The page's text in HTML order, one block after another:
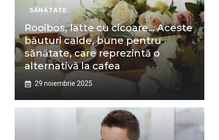
SĂNĂTATE
Rooibos, latte cu cicoare… Aceste
băuturi calde, bune pentru
sănătate, care reprezintă o
alternativă la cafea
29 noiembrie 2025